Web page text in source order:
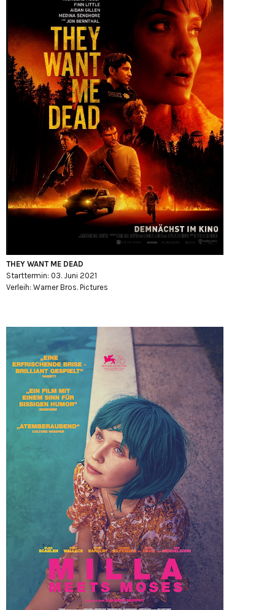
THEY WANT ME DEAD
Starttermin: 03. Juni 2021
Verleih: Warner Bros. Pictures